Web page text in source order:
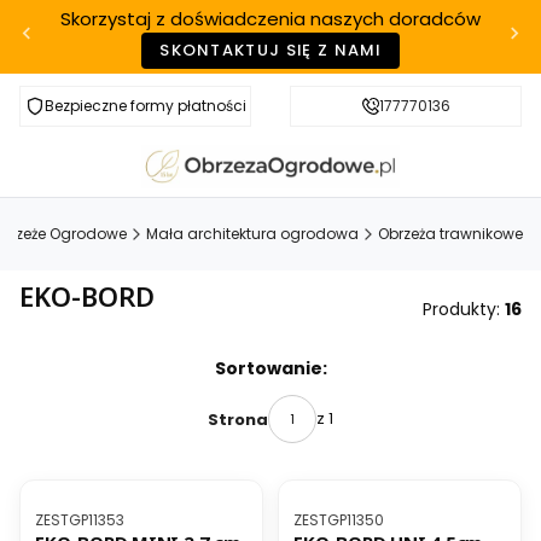
Skorzystaj z doświadczenia naszych doradców
SKONTAKTUJ SIĘ Z NAMI
Bezpieczne formy płatności Szybka realizacja
177770136
Ogrodowe Mała architektura ogrodowa Obrzeża trawnikowe
EKO-BORD Produkty: 16
Sortowanie:
Strona z 1
Kod produktu
ZESTGP11353 Kod produktu
ZESTGP11350